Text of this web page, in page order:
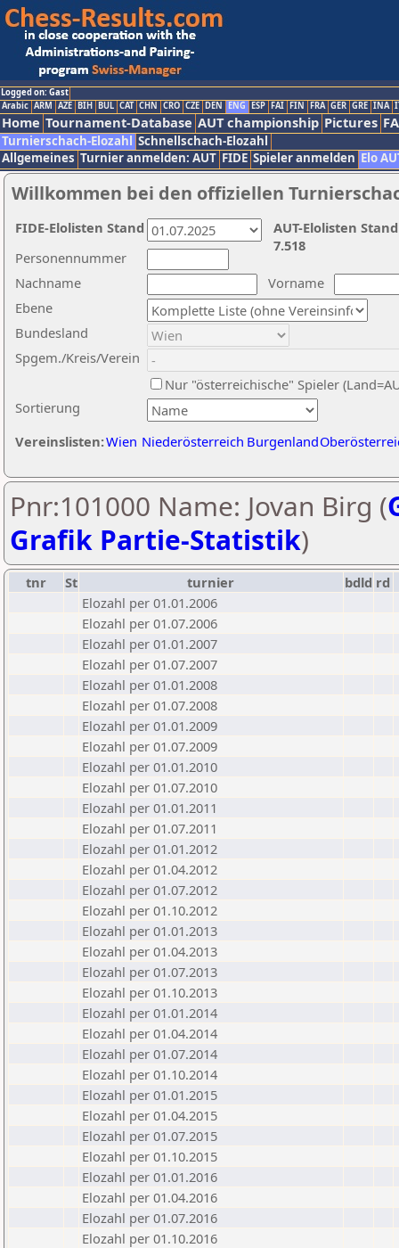
Logged on: Gast
Arabic ARM AZE BIH BUL CAT CHN CRO CZE DEN ENG ESP FAI FIN FRA GER GRE INA
Home Tournament-Database AUT championship Pictures
Turnierschach-Elozahl Schnellschach-Elozahl
Allgemeines Turnier anmelden: AUT FIDE Spieler anmelden Elo
Willkommen bei den offiziellen
Nachname
Vorname
Ebene
Sortierung
Personennummer
Bundesland
Spgem./Kreis/Verein
Nur "österreichische" Spieler
Vereinslisten:Wien Niederösterreich Burgenland
AUT-Elolisten
7.518
FIDE-Elolisten Stand
Pnr:101000 Name: Jovan Birg (
Grafik Partie-Statistik)
tnr St turnier bdld rd
Elozahl per 01.01.2006
Elozahl per 01.07.2006
Elozahl per 01.01.2007
Elozahl per 01.07.2007
Elozahl per 01.01.2008
Elozahl per 01.07.2008
Elozahl per 01.01.2009
Elozahl per 01.07.2009
Elozahl per 01.01.2010
Elozahl per 01.07.2010
Elozahl per 01.01.2011
Elozahl per 01.07.2011
Elozahl per 01.01.2012
Elozahl per 01.04.2012
Elozahl per 01.07.2012
Elozahl per 01.10.2012
Elozahl per 01.01.2013
Elozahl per 01.04.2013
Elozahl per 01.07.2013
Elozahl per 01.10.2013
Elozahl per 01.01.2014
Elozahl per 01.04.2014
Elozahl per 01.07.2014
Elozahl per 01.10.2014
Elozahl per 01.01.2015
Elozahl per 01.04.2015
Elozahl per 01.07.2015
Elozahl per 01.10.2015
Elozahl per 01.01.2016
Elozahl per 01.04.2016
Elozahl per 01.07.2016
Elozahl per 01.10.2016